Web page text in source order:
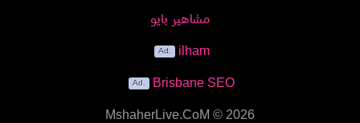
مشاهير بايو
ilham
Brisbane SEO
MshaherLive.CoM © 2026